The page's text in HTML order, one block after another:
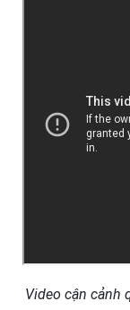
Video cận cảnh